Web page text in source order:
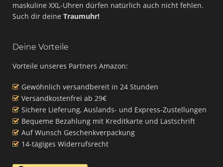
maskuline XXL-Uhren dürfen natürlich auch nicht fehlen.
Such dir deine Traumuhr!
Deine Vorteile
Vorteile unseres Partners Amazon:
Gewöhnlich versandbereit in 24 Stunden
Versandkostenfrei ab 29€
Sichere Lieferung, Auslands- und Express-Zustellungen
Bequeme Bezahlung mit Kreditkarte und Lastschrift
Auf Wunsch Geschenkverpackung
14-tägiges Widerrufsrecht